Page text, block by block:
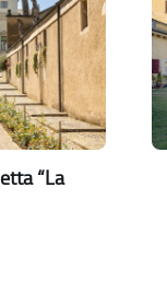
“La